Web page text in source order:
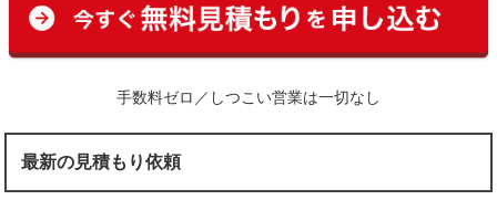
手数料ゼロ／しつこい営業は一切なし
最新の見積もり依頼